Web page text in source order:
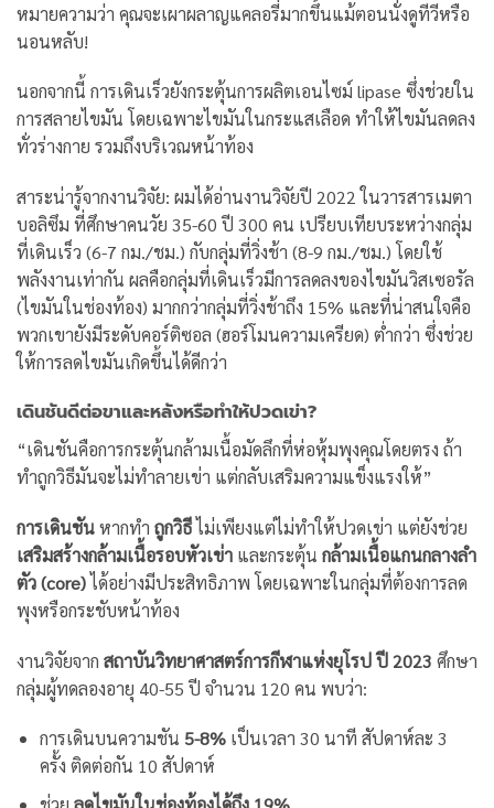
หมายความว่า คุณจะเผาผลาญแคลอรี่มากขึ้นแม้ตอนนั่งดูทีวีหรือ
นอนหลับ!
นอกจากนี้ การเดินเร็วยังกระตุ้นการผลิตเอนไซม์ lipase ซึ่งช่วยใน
การสลายไขมัน โดยเฉพาะไขมันในกระแสเลือด ทำให้ไขมันลดลง
ทั่วร่างกาย รวมถึงบริเวณหน้าท้อง
สาระน่ารู้จากงานวิจัย: ผมได้อ่านงานวิจัยปี 2022 ในวารสารเมตา
บอลิซึม ที่ศึกษาคนวัย 35-60 ปี 300 คน เปรียบเทียบระหว่างกลุ่ม
ที่เดินเร็ว (6-7 กม./ชม.) กับกลุ่มที่วิ่งช้า (8-9 กม./ชม.) โดยใช้
พลังงานเท่ากัน ผลคือกลุ่มที่เดินเร็วมีการลดลงของไขมันวิสเซอรัล
(ไขมันในช่องท้อง) มากกว่ากลุ่มที่วิ่งช้าถึง 15% และที่น่าสนใจคือ
พวกเขายังมีระดับคอร์ติซอล (ฮอร์โมนความเครียด) ต่ำกว่า ซึ่งช่วย
ให้การลดไขมันเกิดขึ้นได้ดีกว่า
เดินชันดีต่อขาและหลังหรือทำให้ปวดเข่า?
“เดินชันคือการกระตุ้นกล้ามเนื้อมัดลึกที่ห่อหุ้มพุงคุณโดยตรง ถ้า
ทำถูกวิธีมันจะไม่ทำลายเข่า แต่กลับเสริมความแข็งแรงให้”
การเดินชันหากทำ ถูกวิธีไม่เพียงแต่ไม่ทำให้ปวดเข่า แต่ยังช่วย
เสริมสร้างกล้ามเนื้อรอบหัวเข่า และกระตุ้น กล้ามเนื้อแกนกลางลำ
ตัว (core)ได้อย่างมีประสิทธิภาพ โดยเฉพาะในกลุ่มที่ต้องการลด
พุงหรือกระชับหน้าท้อง
งานวิจัยจาก สถาบันวิทยาศาสตร์การกีฬาแห่งยุโรป ปี 2023 ศึกษา
กลุ่มผู้ทดลองอายุ 40-55 ปี จำนวน 120 คน พบว่า:
การเดินบนความชัน 5-8%เป็นเวลา 30 นาที สัปดาห์ละ 3
ครั้ง ติดต่อกัน 10 สัปดาห์